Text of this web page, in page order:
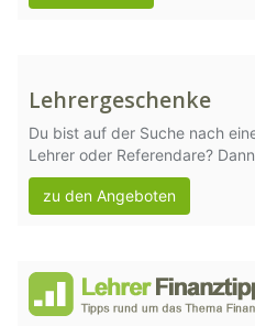
Lehrergeschenke
Du bist auf der Suche nach
Lehrer oder Referendare?
zu den Angeboten